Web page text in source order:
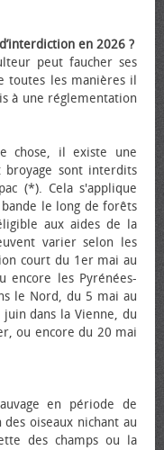
en 2026 ?
peut faucher ses
toutes les manières il
à une réglementation
chose, il existe une
sont interdits
(*). Cela s'applique
le long de forêts
aux aides de la
varier selon les
court du 1er mai au
encore les Pyrénées-
le Nord, du 5 mai au
dans la Vienne, du
ou encore du 20 mai
en période de
oiseaux nichant au
des champs ou la